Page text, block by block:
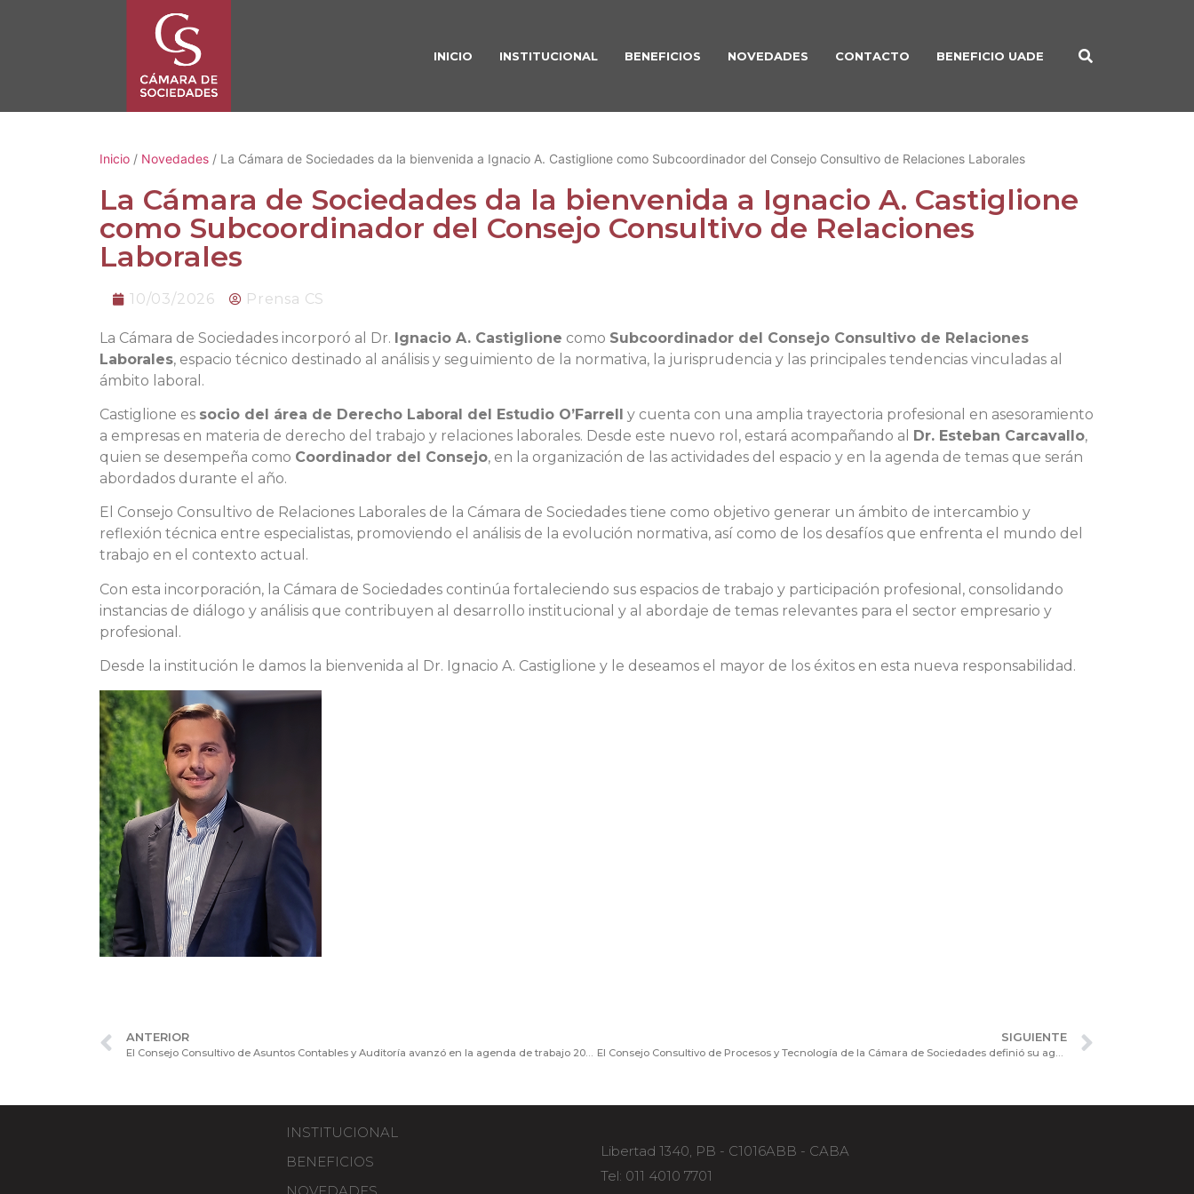
INICIO INSTITUCIONAL BENEFICIOS NOVEDADES CONTACTO BENEFICIO UADE
Inicio / Novedades / La Cámara de Sociedades da la bienvenida a Ignacio A. Castiglione como Subcoordinador del Consejo Consultivo de Relaciones Laborales
La Cámara de Sociedades da la bienvenida a Ignacio A. Castiglione
como Subcoordinador del Consejo Consultivo de Relaciones
Laborales
10/03/2026 Prensa CS
La Cámara de Sociedades incorporó al Dr. Ignacio A. Castiglione como Subcoordinador del Consejo Consultivo de Relaciones
Laborales, espacio técnico destinado al análisis y seguimiento de la normativa, la jurisprudencia y las principales tendencias vinculadas al
ámbito laboral.
Castiglione es socio del área de Derecho Laboral del Estudio O’Farrell y cuenta con una amplia trayectoria profesional en asesoramiento
a empresas en materia de derecho del trabajo y relaciones laborales. Desde este nuevo rol, estará acompañando al Dr. Esteban Carcavallo,
quien se desempeña como Coordinador del Consejo, en la organización de las actividades del espacio y en la agenda de temas que serán
abordados durante el año.
El Consejo Consultivo de Relaciones Laborales de la Cámara de Sociedades tiene como objetivo generar un ámbito de intercambio y
reflexión técnica entre especialistas, promoviendo el análisis de la evolución normativa, así como de los desafíos que enfrenta el mundo del
trabajo en el contexto actual.
Con esta incorporación, la Cámara de Sociedades continúa fortaleciendo sus espacios de trabajo y participación profesional, consolidando
instancias de diálogo y análisis que contribuyen al desarrollo institucional y al abordaje de temas relevantes para el sector empresario y
profesional.
Desde la institución le damos la bienvenida al Dr. Ignacio A. Castiglione y le deseamos el mayor de los éxitos en esta nueva responsabilidad.
ANTERIOR
El Consejo Consultivo de Asuntos Contables y Auditoría avanzó en la agenda de trabajo 2026 y analizó temas regulatorios clave
SIGUIENTE
El Consejo Consultivo de Procesos y Tecnología de la Cámara de Sociedades definió su agenda 2026 y analizó el avance de la IA
INSTITUCIONAL
BENEFICIOS
Libertad 1340, PB - C1016ABB - CABA
Tel: 011 4010 7701